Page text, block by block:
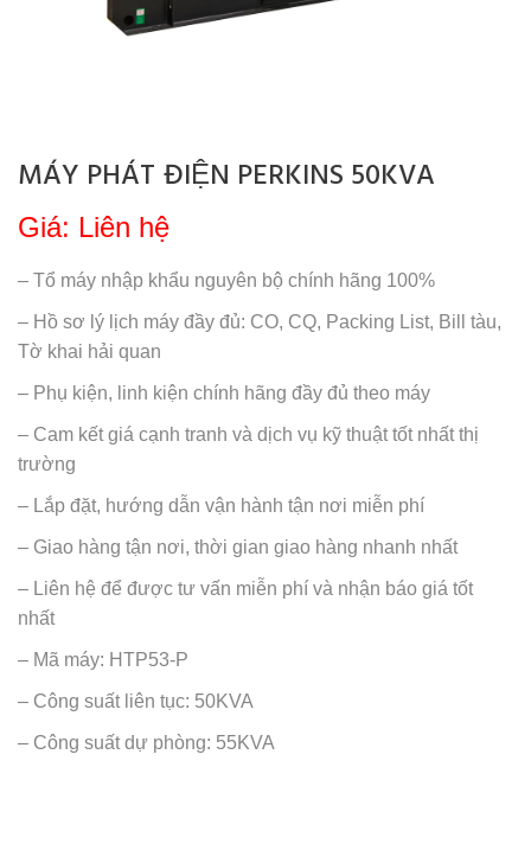
MÁY PHÁT ĐIỆN PERKINS 50KVA
Giá: Liên hệ
– Tổ máy nhập khẩu nguyên bộ chính hãng 100%
– Hồ sơ lý lịch máy đầy đủ: CO, CQ, Packing List, Bill tàu,
Tờ khai hải quan
– Phụ kiện, linh kiện chính hãng đầy đủ theo máy
– Cam kết giá cạnh tranh và dịch vụ kỹ thuật tốt nhất thị
trường
– Lắp đặt, hướng dẫn vận hành tận nơi miễn phí
– Giao hàng tận nơi, thời gian giao hàng nhanh nhất
– Liên hệ để được tư vấn miễn phí và nhận báo giá tốt
nhất
– Mã máy: HTP53-P
– Công suất liên tục: 50KVA
– Công suất dự phòng: 55KVA